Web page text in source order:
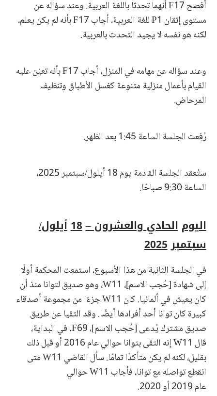
أفصح F17 أنهما تحدثا باللغة العربية. وعند سؤاله عن
مستوى إتقان P1 للغة العربية، أجاب F17 بأنه لم يكن يعلم،
لكنه هو نفسه لا يجيد التحدث بالعربية.
وعند سؤاله عن مهامه في المنزل، أجاب F17 بأنه تعيّن عليه
القيام بأعمال منزلية متنوعة كغسل الأطباق وتنظيف
المرحاض.
رُفِعت الجلسة الساعة 1:45 بعد الظهر.
ستُعقد الجلسة القادمة يوم 18 أيلول/سبتمبر 2025،
الساعة 9:30 صباحًا.
اليوم الحادي والعشرون –18أيلول/
سبتمبر2025
في الجلسة الثانية من هذا الأسبوع، استمعت المحكمة أولًا
إلى شهادة [حُجب الاسم]، W11، وهو صديق لتوانا منذ أن
كان يعيش في ألمانيا. كان W11 جزءًا من مجموعة أصدقاء
كبيرة كان توانا أحد أفرادها أيضًا. وقد التقيا عن طريق
صديق مشترك يُدعى [حُجب الاسم]، F69. في البداية،
قال W11 إنه التقى بتوانا حوالي عام 2016 أو قبل ذلك
بقليل، لكنه لم يكن متأكدًا تمامًا. سأل القاضي W11 متى
انقطع تواصله مع توانا، فأجاب W11 حوالي
عام 2019 أو 2020.